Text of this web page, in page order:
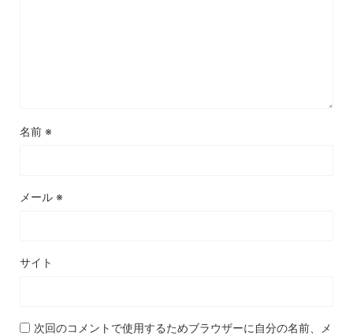
名前 ※
メール ※
サイト
次回のコメントで使用するためブラウザーに自分の名前、メ